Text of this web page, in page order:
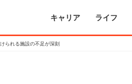
キャリア ライフ
られる施設の不足が深刻